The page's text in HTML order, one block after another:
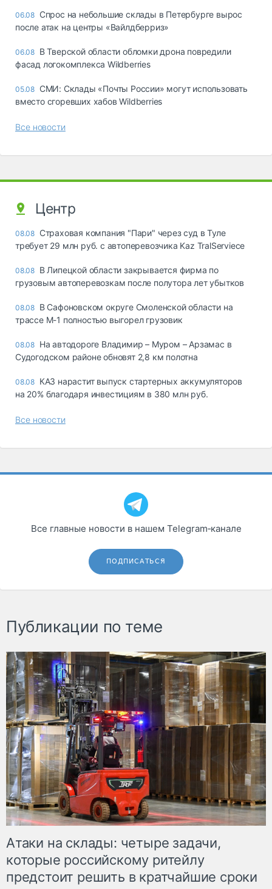
06.08 Спрос на небольшие склады в Петербурге вырос
после атак на центры «Вайлдберриз»
06.08 В Тверской области обломки дрона повредили
фасад логокомплекса Wildberries
05.08 СМИ: Склады «Почты России» могут использовать
вместо сгоревших хабов Wildberries
Все новости
Центр
08.08 Страховая компания "Пари" через суд в Туле
требует 29 млн руб. с автоперевозчика Kaz TralServiece
08.08 В Липецкой области закрывается фирма по
грузовым автоперевозкам после полутора лет убытков
08.08 В Сафоновском округе Смоленской области на
трассе М-1 полностью выгорел грузовик
08.08 На автодороге Владимир – Муром – Арзамас в
Судогодском районе обновят 2,8 км полотна
08.08 КАЗ нарастит выпуск стартерных аккумуляторов
на 20% благодаря инвестициям в 380 млн руб.
Все новости
Все главные новости в нашем Telegram‑канале
ПОДПИСАТЬСЯ
Публикации по теме
Атаки на склады: четыре задачи,
которые российскому ритейлу
предстоит решить в кратчайшие сроки